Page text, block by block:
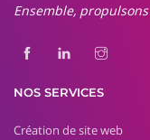
Ensemble,
NOS SERVICES
Création de site web